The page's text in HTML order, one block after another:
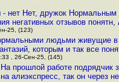
- нет Нет, дружок
негативных отзывов понятн,
25, (123)
людьми живущие в
которым и так все
, 26-Сен-25, (145)
На прошлой работе подрядчик
на алиэкспресс, так он через